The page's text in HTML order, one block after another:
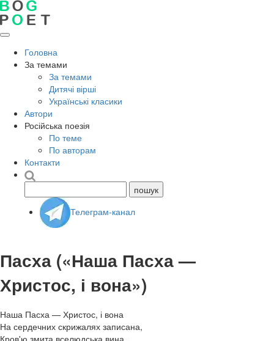
Головна
За темами
За темами
Дитячі вірші
Українські класики
Автори
Російська поезія
По теме
По авторам
Контакти
Телеграм-канал
Пасха («Наша Пасха —
Христос, і вона»)
Наша Пасха — Христос, і вона
На сердечних скрижалях записана,